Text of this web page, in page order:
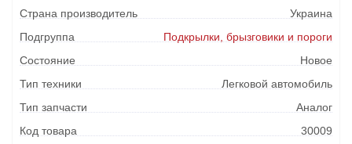
Страна производитель
Украина
Подгруппа
Подкрылки, брызговики и пороги
Состояние
Новое
Тип техники
Легковой автомобиль
Тип запчасти
Аналог
Код товара
30009